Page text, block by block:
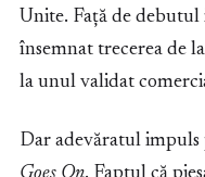
Unite. Față de
însemnat trecerea de
la unul validat
Dar adevăratul